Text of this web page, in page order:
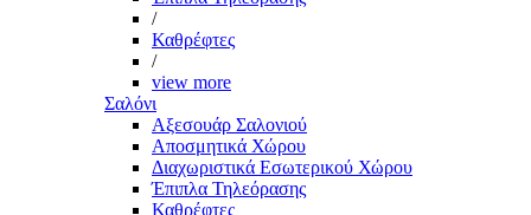
/
Καθρέφτες
/
view more
Σαλόνι
Αξεσουάρ Σαλονιού
Αποσμητικά Χώρου
Διαχωριστικά Εσωτερικού Χώρου
Έπιπλα Τηλεόρασης
Καθρέφτες